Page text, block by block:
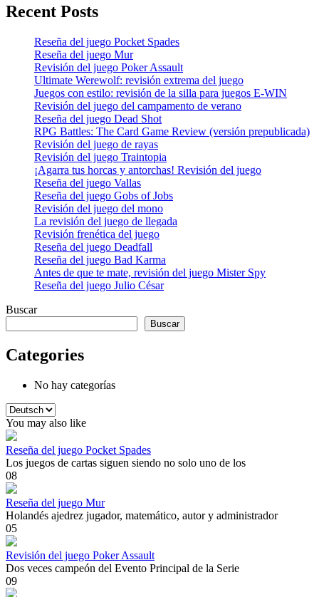
Recent Posts
Reseña del juego Pocket Spades
Reseña del juego Mur
Revisión del juego Poker Assault
Ultimate Werewolf: revisión extrema del juego
Juegos con estilo: revisión de la silla para juegos E-WIN
Revisión del juego del campamento de verano
Reseña del juego Dead Shot
RPG Battles: The Card Game Review (versión prepublicada)
Revisión del juego de rayas
Revisión del juego Traintopia
¡Agarra tus horcas y antorchas! Revisión del juego
Reseña del juego Vallas
Reseña del juego Gobs of Jobs
Revisión del juego del mono
La revisión del juego de llegada
Revisión frenética del juego
Reseña del juego Deadfall
Reseña del juego Bad Karma
Antes de que te mate, revisión del juego Mister Spy
Reseña del juego Julio César
Buscar
Buscar
Categories
No hay categorías
Elegir
un
idioma
You may also like
Reseña del juego Pocket Spades
Los juegos de cartas siguen siendo no solo uno de los
08
Reseña del juego Mur
Holandés ajedrez jugador, matemático, autor y administrador
05
Revisión del juego Poker Assault
Dos veces campeón del Evento Principal de la Serie
09